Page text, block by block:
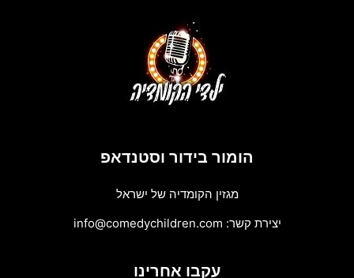
הומור בידור וסטנדאפ
מגזין הקומדיה של ישראל
יצירת קשר: info@comedychildren.com
עקבו אחרינו